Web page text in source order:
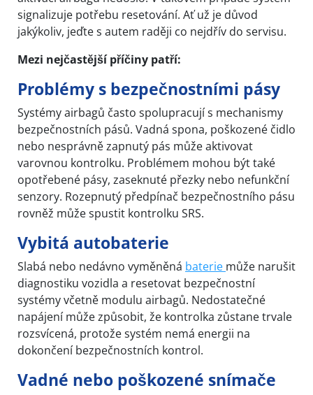
signalizuje potřebu resetování. Ať už je důvod
jakýkoliv, jeďte s autem raději co nejdřív do servisu.
Mezi nejčastější příčiny patří:
Problémy s bezpečnostními pásy
Systémy airbagů často spolupracují s mechanismy
bezpečnostních pásů. Vadná spona, poškozené čidlo
nebo nesprávně zapnutý pás může aktivovat
varovnou kontrolku. Problémem mohou být také
opotřebené pásy, zaseknuté přezky nebo nefunkční
senzory. Rozepnutý předpínač bezpečnostního pásu
rovněž může spustit kontrolku SRS.
Vybitá autobaterie
Slabá nebo nedávno vyměněná baterie může narušit
diagnostiku vozidla a resetovat bezpečnostní
systémy včetně modulu airbagů. Nedostatečné
napájení může způsobit, že kontrolka zůstane trvale
rozsvícená, protože systém nemá energii na
dokončení bezpečnostních kontrol.
Vadné nebo poškozené snímače